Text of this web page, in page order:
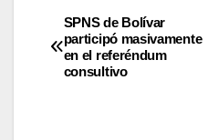
SPNS de Bolívar
participó masivamente
en el referéndum
consultivo